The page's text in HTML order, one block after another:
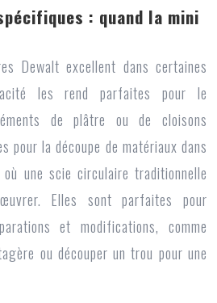
: quand la mini
Dewaltexcellent dans certaines
les rend parfaites pour le
de plâtre ou de cloisons
pour la découpe de matériaux dans
une scie circulaire traditionnelle
Elles sont parfaites pour
et modifications, comme
ou découper un trou pour une